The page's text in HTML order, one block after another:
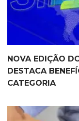
NOVA EDIÇÃO
DESTACA
CATEGORIA